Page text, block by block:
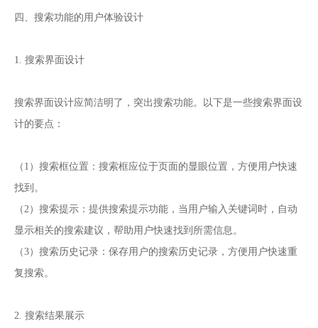
四、搜索功能的用户体验设计
1. 搜索界面设计
搜索界面设计应简洁明了，突出搜索功能。以下是一些搜索界面设
计的要点：
（1）搜索框位置：搜索框应位于页面的显眼位置，方便用户快速
找到。
（2）搜索提示：提供搜索提示功能，当用户输入关键词时，自动
显示相关的搜索建议，帮助用户快速找到所需信息。
（3）搜索历史记录：保存用户的搜索历史记录，方便用户快速重
复搜索。
2. 搜索结果展示